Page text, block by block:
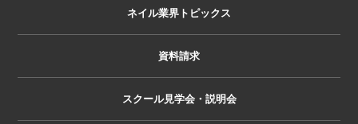
ネイル業界トピックス
資料請求
スクール見学会・説明会